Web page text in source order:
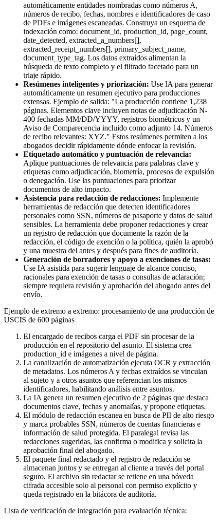
automáticamente entidades nombradas como números A,
números de recibo, fechas, nombres e identificadores de caso
de PDFs e imágenes escaneadas. Construya un esquema de
indexación como: document_id, production_id, page_count,
date_detected, extracted_a_numbers[],
extracted_receipt_numbers[], primary_subject_name,
document_type_tag. Los datos extraídos alimentan la
búsqueda de texto completo y el filtrado facetado para un
triaje rápido.
Resúmenes inteligentes y priorización: Use IA para generar
automáticamente un resumen ejecutivo para producciones
extensas. Ejemplo de salida: "La producción contiene 1,238
páginas. Elementos clave incluyen notas de adjudicación N-
400 fechadas MM/DD/YYYY, registros biométricos y un
Aviso de Comparecencia incluido como adjunto 14. Números
de recibo relevantes: XYZ." Estos resúmenes permiten a los
abogados decidir rápidamente dónde enfocar la revisión.
Etiquetado automático y puntuación de relevancia:
Aplique puntuaciones de relevancia para palabras clave y
etiquetas como adjudicación, biometría, procesos de expulsión
o denegación. Use las puntuaciones para priorizar
documentos de alto impacto.
Asistencia para redacción de redacciones: Implemente
herramientas de redacción que detecten identificadores
personales como SSN, números de pasaporte y datos de salud
sensibles. La herramienta debe proponer redacciones y crear
un registro de redacción que documente la razón de la
redacción, el código de exención o la política, quién la aprobó
y una muestra del antes y después para fines de auditoría.
Generación de borradores y apoyo a exenciones de tasas:
Use IA asistida para sugerir lenguaje de alcance conciso,
racionales para exención de tasas o consultas de aclaración;
siempre requiera revisión y aprobación del abogado antes del
envío.
Ejemplo de extremo a extremo: procesamiento de una producción de
USCIS de 600 páginas
El encargado de recibos carga el PDF sin procesar de la
producción en el repositorio del asunto. El sistema crea
production_id e imágenes a nivel de página.
La canalización de automatización ejecuta OCR y extracción
de metadatos. Los números A y fechas extraídos se vinculan
al sujeto y a otros asuntos que referencian los mismos
identificadores, habilitando análisis entre asuntos.
La IA genera un resumen ejecutivo de 2 páginas que destaca
documentos clave, fechas y anomalías, y propone etiquetas.
El módulo de redacción escanea en busca de PII de alto riesgo
y marca probables SSN, números de cuentas financieras e
información de salud protegida. El paralegal revisa las
redacciones sugeridas, las confirma o modifica y solicita la
aprobación final del abogado.
El paquete final redactado y el registro de redacción se
almacenan juntos y se entregan al cliente a través del portal
seguro. El archivo sin redactar se retiene en una bóveda
cifrada accesible solo al personal con permiso explícito y
queda registrado en la bitácora de auditoría.
Lista de verificación de integración para evaluación técnica: